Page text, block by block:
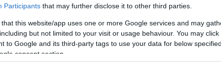
Participants that may further disclose it to other third parties.
that this website/app uses one or more Google services and may
but not limited to your visit or usage behaviour. You may
to Google and its third-party tags to use your data for below
consent section.